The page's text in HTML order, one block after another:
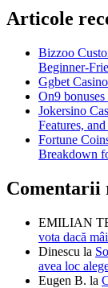
Articole
Bizzoo
Beginner-
Ggbet
On9
Jokersino
Features,
Fortune
Breakdown
Comentarii
EMILIAN
vota dacă
Dinescu la
avea loc
Eugen B. la